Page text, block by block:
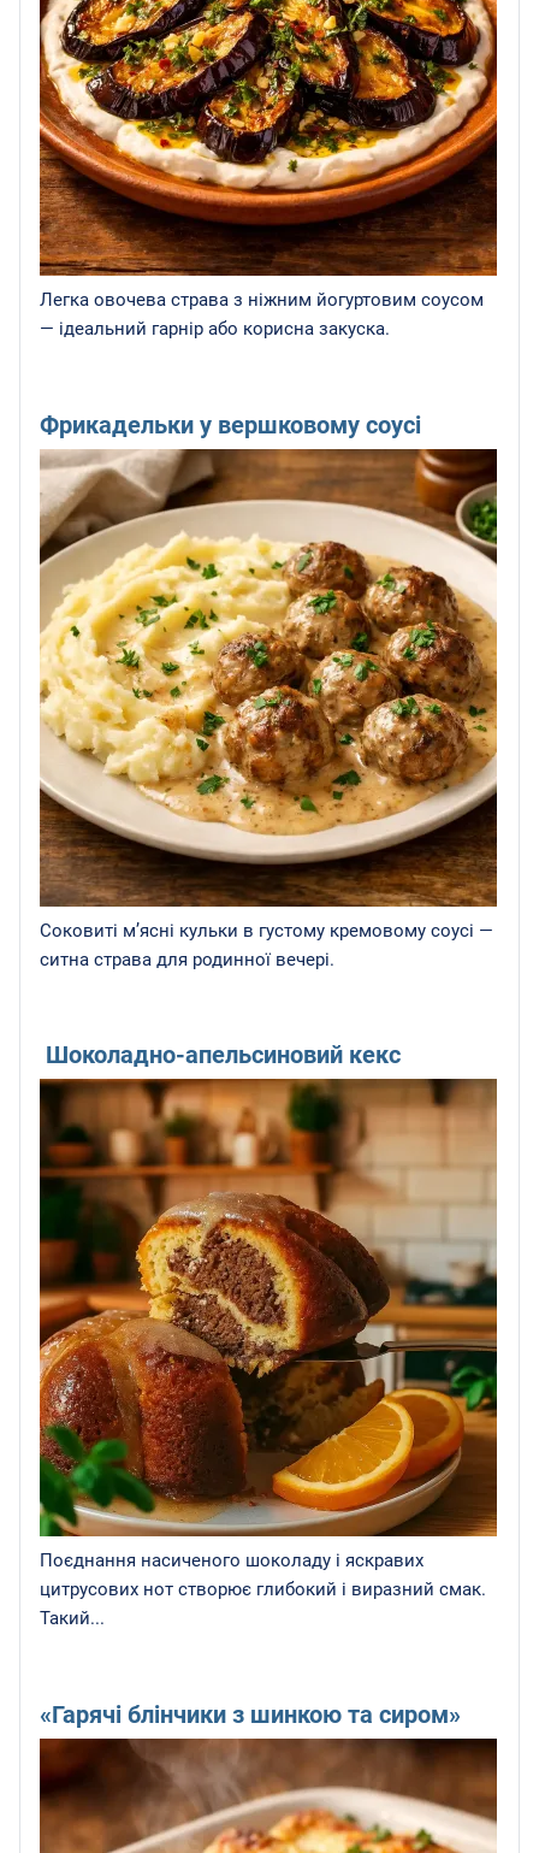
Легка овочева страва з ніжним йогуртовим соусом
— ідеальний гарнір або корисна закуска.
Фрикадельки у вершковому соусі
Соковиті м’ясні кульки в густому кремовому соусі —
ситна страва для родинної вечері.
Шоколадно-апельсиновий кекс
Поєднання насиченого шоколаду і яскравих
цитрусових нот створює глибокий і виразний смак.
Такий...
«Гарячі блінчики з шинкою та сиром»